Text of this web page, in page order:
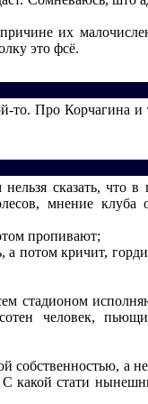
их
это фсё.
то. Про Корчагина и
сказать, что
мнение клуба
пропивают;
потом кричит,
стадионом
человек,
собственностью, а
С какой стати